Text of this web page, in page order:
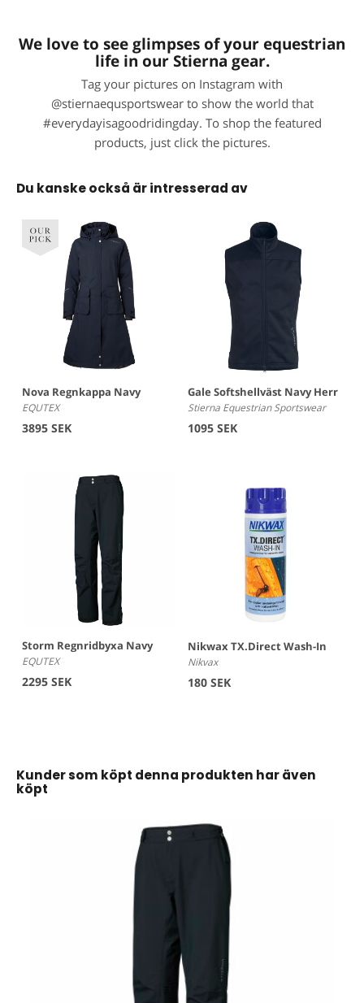
We love to see glimpses of your equestrian
life in our Stierna gear.
Tag your pictures on Instagram with
@stiernaequsportswear to show the world that
#everydayisagoodridingday. To shop the featured
products, just click the pictures.
Du kanske också är intresserad av
Nova Regnkappa Navy
EQUTEX
3895 SEK
Gale Softshellväst Navy Herr
Stierna Equestrian Sportswear
1095 SEK
Storm Regnridbyxa Navy
EQUTEX
2295 SEK
Nikwax TX.Direct Wash-In
Nikvax
180 SEK
Kunder som köpt denna produkten har även
köpt